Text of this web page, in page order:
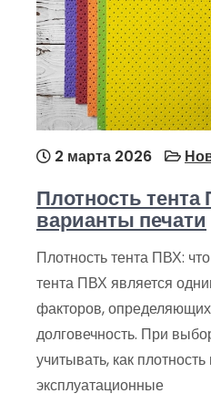
2 марта 2026
Плотность
варианты печати
Плотность тента ПВХ:
тента ПВХ является
факторов, определяющих
долговечность. При
учитывать, как
эксплуатационные